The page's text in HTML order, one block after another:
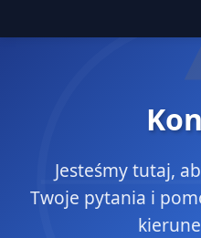
Jesteśmy tutaj,
Twoje pytania i